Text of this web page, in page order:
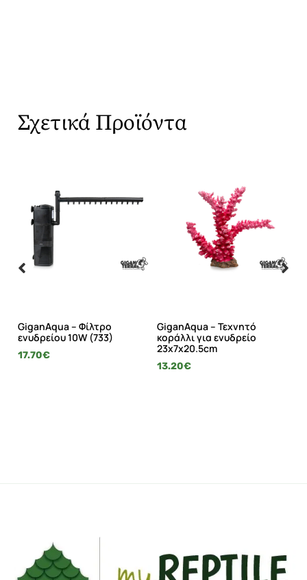
Σχετικά Προϊόντα
GiganAqua – Φίλτρο
ενυδρείου 10W (733)
17.70€
GiganAqua – Τεχνητό
κοράλλι για ενυδρείο
23x7x20.5cm
13.20€